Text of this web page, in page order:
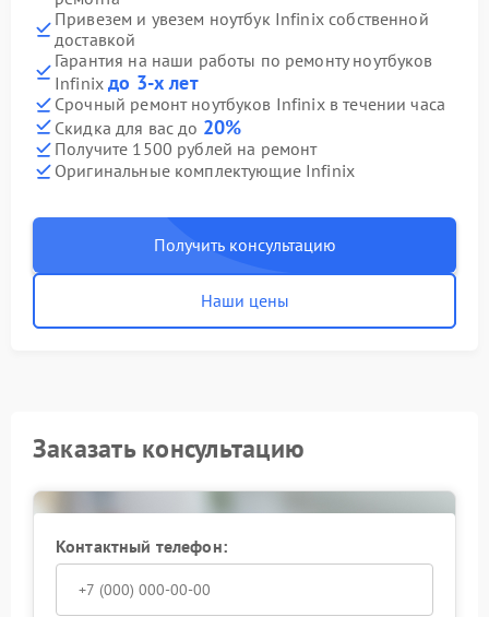
Привезем и увезем ноутбук Infinix собственной
доставкой
Гарантия на наши работы по ремонту ноутбуков
Infinixдо 3-х лет
Срочный ремонт ноутбуков Infinix в течении часа
Скидка для вас до 20%
Получите 1500 рублей на ремонт
Оригинальные комплектующие Infinix
Получить консультацию
Наши цены
Заказать консультацию
Контактный телефон: